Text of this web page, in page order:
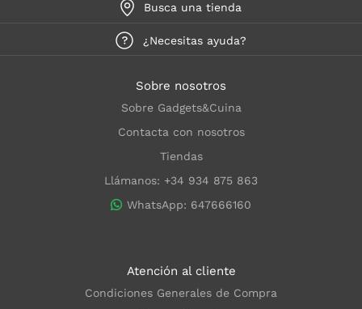
Busca una tienda
¿Necesitas ayuda?
Sobre nosotros
Sobre Gadgets&Cuina
Contacta con nosotros
Tiendas
Llámanos: +34 934 875 863
WhatsApp: 647666160
Atención al cliente
Condiciones Generales de Compra